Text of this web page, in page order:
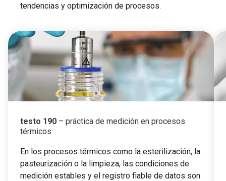
tendencias y optimización de procesos.
testo 190 – práctica de medición en procesos
térmicos
En los procesos térmicos como la esterilización, la
pasteurización o la limpieza, las condiciones de
medición estables y el registro fiable de datos son